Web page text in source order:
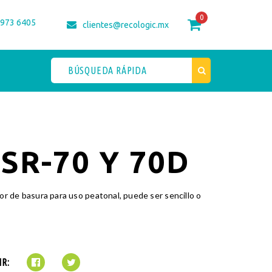
6405 clientes@recologic.mx
0
70 Y 70D
de basura para uso peatonal, puede ser sencillo o